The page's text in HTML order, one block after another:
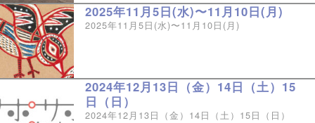
2025年11月5日(水)〜11月10日(月)
2025年11月5日(水)〜11月10日(月)
2024年12月13日（金）14日（土）15
日（日）
2024年12月13日（金）14日（土）15日（日）